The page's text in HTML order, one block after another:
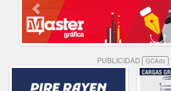
PUBLICIDAD GCAds